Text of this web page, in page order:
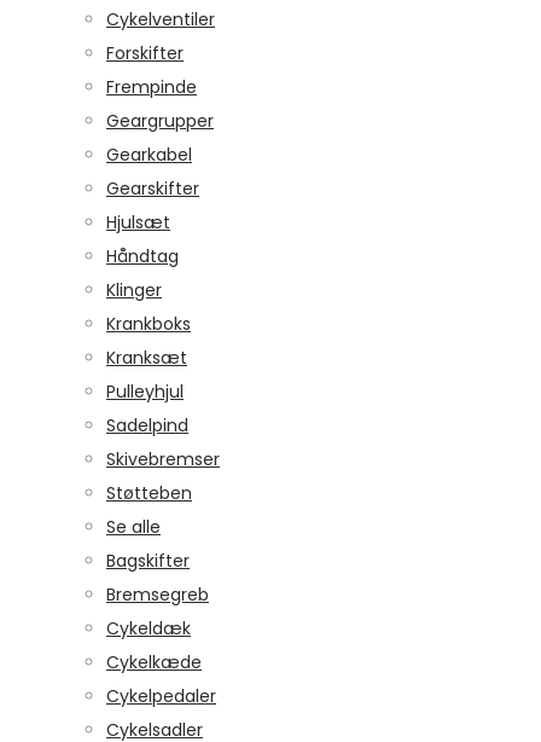
Cykelventiler
Forskifter
Frempinde
Geargrupper
Gearkabel
Gearskifter
Hjulsæt
Håndtag
Klinger
Krankboks
Kranksæt
Pulleyhjul
Sadelpind
Skivebremser
Støtteben
Se alle
Bagskifter
Bremsegreb
Cykeldæk
Cykelkæde
Cykelpedaler
Cykelsadler